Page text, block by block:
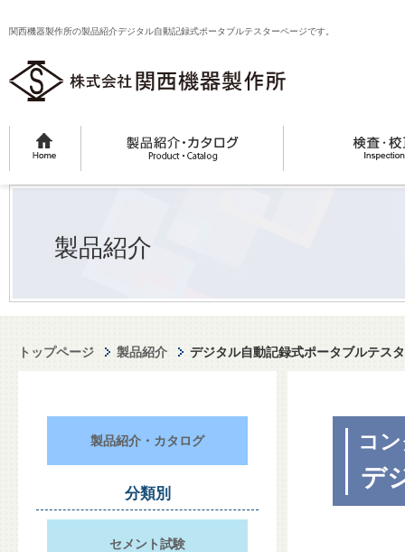
関西機器製作所の製品紹介デジタル自動記録式ポータブルテスターページです。
製品紹介
トップページ 製品紹介 デジタル自動記録式ポータブルテス
コ
デ
製品紹介・カタログ
分類別
セメント試験